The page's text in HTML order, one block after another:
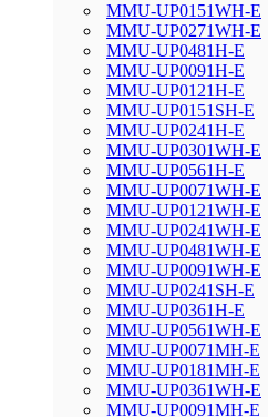
MMU-UP0151WH-E
MMU-UP0271WH-E
MMU-UP0481H-E
MMU-UP0091H-E
MMU-UP0121H-E
MMU-UP0151SH-E
MMU-UP0241H-E
MMU-UP0301WH-E
MMU-UP0561H-E
MMU-UP0071WH-E
MMU-UP0121WH-E
MMU-UP0241WH-E
MMU-UP0481WH-E
MMU-UP0091WH-E
MMU-UP0241SH-E
MMU-UP0361H-E
MMU-UP0561WH-E
MMU-UP0071MH-E
MMU-UP0181MH-E
MMU-UP0361WH-E
MMU-UP0091MH-E